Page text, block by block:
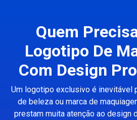
Quem
Logotipo De
Com Design
Um logotipo exclusivo é inevitável
de beleza ou marca de
prestam muita atenção ao design